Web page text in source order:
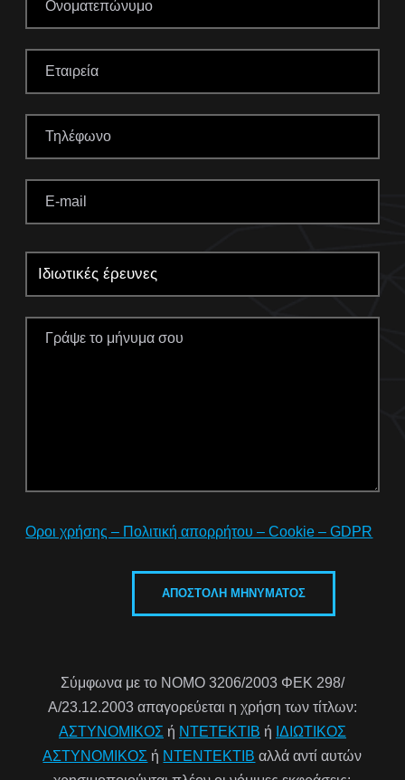
Οροι χρήσης – Πολιτική απορρήτου – Cookie – GDPR
Σύμφωνα με το ΝΟΜΟ 3206/2003 ΦΕΚ 298/
Α/23.12.2003 απαγορεύεται η χρήση των τίτλων:
ΑΣΤΥΝΟΜΙΚΟΣ ή ΝΤΕΤΕΚΤΙΒ ή ΙΔΙΩΤΙΚΟΣ
ΑΣΤΥΝΟΜΙΚΟΣ ή ΝΤΕΝΤΕΚΤΙΒ αλλά αντί αυτών